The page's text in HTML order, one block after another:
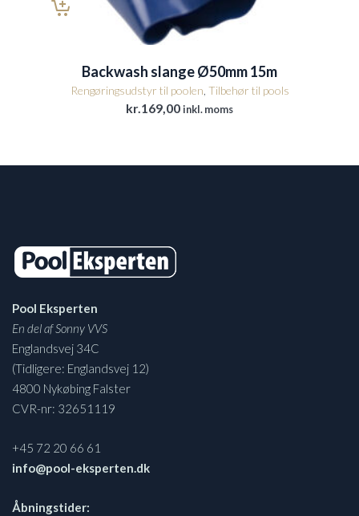
Backwash slange Ø50mm 15m
Rengøringsudstyr til poolen, Tilbehør til pools
kr.169,00inkl. moms
Pool Eksperten
En del af Sonny VVS
Englandsvej 34C
(Tidligere: Englandsvej 12)
4800 Nykøbing Falster
CVR-nr: 32651119
+45 72 20 66 61
info@pool-eksperten.dk
Åbningstider: